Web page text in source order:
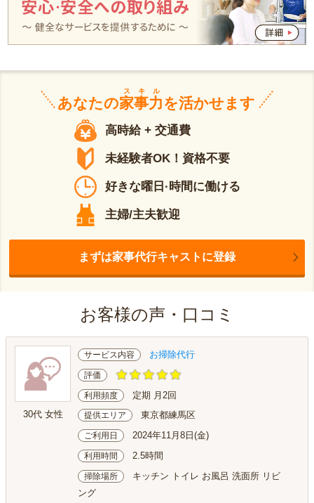
あなたの家事力
スキル
を活かせます
高時給 + 交通費
未経験者OK！資格不要
好きな曜日·時間に働ける
主婦/主夫歓迎
まずは家事代行キャストに登録
お客様の声・口コミ
30代 女性
サービス内容 お掃除代行
評価
利用頻度 定期 月2回
提供エリア 東京都練馬区
ご利用日 2024年11月8日(金)
利用時間 2.5時間
掃除場所
キッチン トイレ お風呂 洗面所 リビ
ング